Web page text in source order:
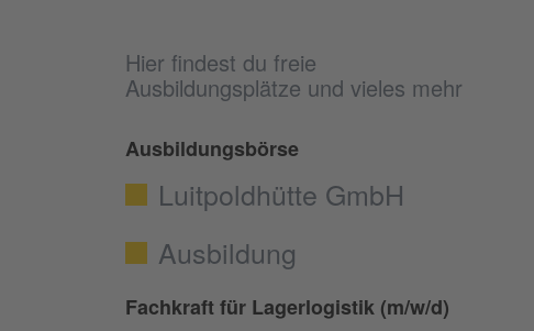
Hier findest du freie
Ausbildungsplätze und vieles mehr
Ausbildungsbörse
Luitpoldhütte GmbH
Ausbildung
Fachkraft für Lagerlogistik (m/w/d)